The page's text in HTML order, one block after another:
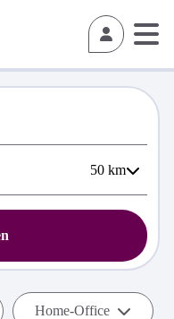
50 km
Home-Office